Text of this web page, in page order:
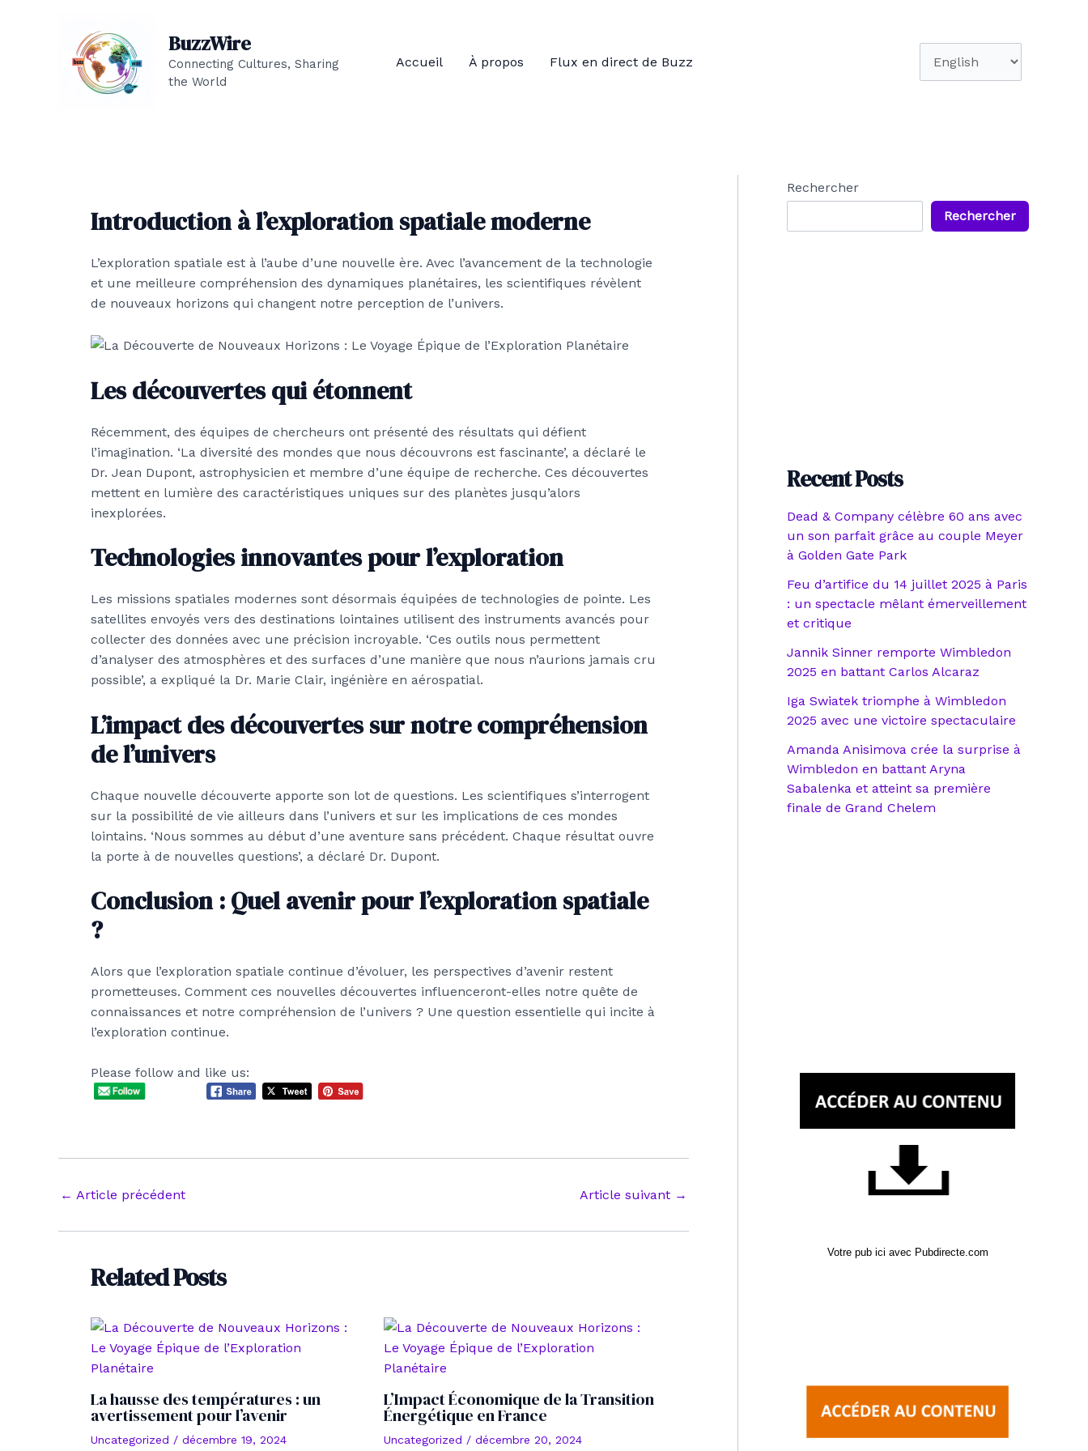
BuzzWire
Connecting Cultures, Sharing
the World
Accueil À propos Flux en direct de Buzz
Introduction à l’exploration spatiale moderne
L’exploration spatiale est à l’aube d’une nouvelle ère. Avec l’avancement de la technologie
et une meilleure compréhension des dynamiques planétaires, les scientifiques révèlent
de nouveaux horizons qui changent notre perception de l’univers.
Les découvertes qui étonnent
Récemment, des équipes de chercheurs ont présenté des résultats qui défient
l’imagination. ‘La diversité des mondes que nous découvrons est fascinante’, a déclaré le
Dr. Jean Dupont, astrophysicien et membre d’une équipe de recherche. Ces découvertes
mettent en lumière des caractéristiques uniques sur des planètes jusqu’alors
inexplorées.
Technologies innovantes pour l’exploration
Les missions spatiales modernes sont désormais équipées de technologies de pointe. Les
satellites envoyés vers des destinations lointaines utilisent des instruments avancés pour
collecter des données avec une précision incroyable. ‘Ces outils nous permettent
d’analyser des atmosphères et des surfaces d’une manière que nous n’aurions jamais cru
possible’, a expliqué la Dr. Marie Clair, ingénière en aérospatial.
L’impact des découvertes sur notre compréhension
de l’univers
Chaque nouvelle découverte apporte son lot de questions. Les scientifiques s’interrogent
sur la possibilité de vie ailleurs dans l’univers et sur les implications de ces mondes
lointains. ‘Nous sommes au début d’une aventure sans précédent. Chaque résultat ouvre
la porte à de nouvelles questions’, a déclaré Dr. Dupont.
Conclusion : Quel avenir pour l’exploration spatiale
?
Alors que l’exploration spatiale continue d’évoluer, les perspectives d’avenir restent
prometteuses. Comment ces nouvelles découvertes influenceront-elles notre quête de
connaissances et notre compréhension de l’univers ? Une question essentielle qui incite à
l’exploration continue.
Please follow and like us:
Navigation
articles
← Article précédent Article suivant →
Related Posts
La hausse des températures : un
avertissement pour l’avenir
Uncategorized / décembre 19, 2024
L’Impact Économique de la Transition
Énergétique en France
Uncategorized / décembre 20, 2024
Rechercher
Rechercher
Recent Posts
Dead & Company célèbre 60 ans avec
un son parfait grâce au couple Meyer
à Golden Gate Park
Feu d’artifice du 14 juillet 2025 à Paris
: un spectacle mêlant émerveillement
et critique
Jannik Sinner remporte Wimbledon
2025 en battant Carlos Alcaraz
Iga Swiatek triomphe à Wimbledon
2025 avec une victoire spectaculaire
Amanda Anisimova crée la surprise à
Wimbledon en battant Aryna
Sabalenka et atteint sa première
finale de Grand Chelem
Votre pub ici avec Pubdirecte.com